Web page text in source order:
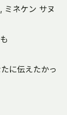
ミネケン サヌ
に伝えたかっ